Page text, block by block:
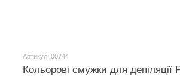
Артикул: 00744
Кольорові смужки для депіляції